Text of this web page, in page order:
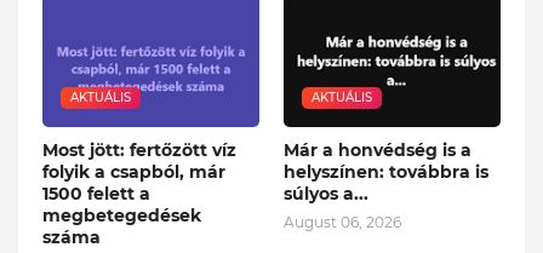
AKTUÁLIS
Most jött: fertőzött víz
folyik a csapból, már
1500 felett a
megbetegedések
száma
AKTUÁLIS
Már a honvédség is a
helyszínen: továbbra is
súlyos a...
August 06, 2026